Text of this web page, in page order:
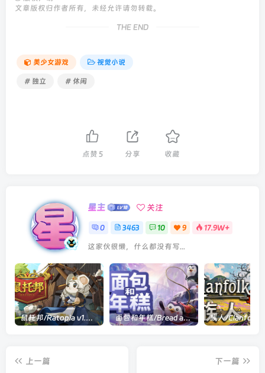
文章版权归作者所有，未经允许请勿转载。
THE END
美少女游戏 视觉小说
# 独立 # 休闲
点赞 5 分享 收藏
星主 关注
0 3463 10 9 17.9W+
这家伙很懒，什么都没有写...
鼠托邦/Ratopia v1.0.0530|策略模拟|容量2.9GB|官方中文版 面包和年糕/Bread and Fred Build.21411256|动作冒险|容量1.1GB|官方中文版
上一篇
下一篇